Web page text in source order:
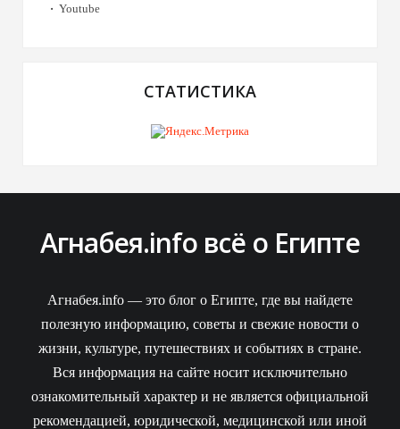
Youtube
СТАТИСТИКА
Агнабея.info всё о Египте
Агнабея.info — это блог о Египте, где вы найдете
полезную информацию, советы и свежие новости о
жизни, культуре, путешествиях и событиях в стране.
Вся информация на сайте носит исключительно
ознакомительный характер и не является официальной
рекомендацией, юридической, медицинской или иной